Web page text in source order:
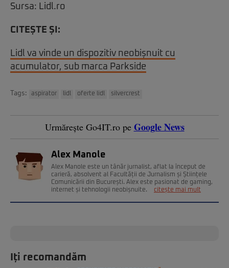
Sursa: Lidl.ro
CITEȘTE ȘI:
Lidl va vinde un dispozitiv neobișnuit cu
acumulator, sub marca Parkside
Tags: aspirator lidl oferte lidl silvercrest
Urmărește Go4IT.ro pe Google News
Alex Manole
Alex Manole este un tânăr jurnalist, aflat la început de
carieră, absolvent al Facultății de Jurnalism și Științele
Comunicării din București. Alex este pasionat de gaming,
internet și tehnologii neobișnuite.
citește mai mult
Iți recomandăm